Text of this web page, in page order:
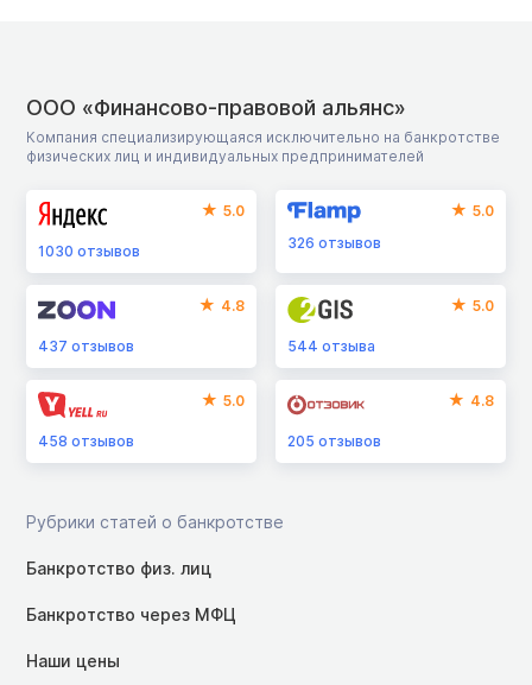
ООО «Финансово-правовой альянс»
Компания специализирующаяся исключительно на банкротстве
физических лиц и индивидуальных предпринимателей
5.0
1030 отзывов
5.0
326отзывов
4.8
437 отзывов
5.0
544отзыва
5.0
458 отзывов
4.8
205отзывов
Рубрики статей о банкротстве
Банкротство физ. лиц
Банкротство через МФЦ
Наши цены